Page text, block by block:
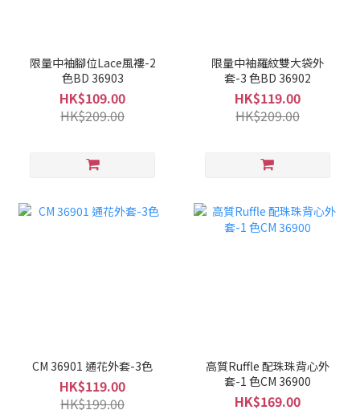
限量中袖腳位Lace風褸-2
色BD 36903
HK$109.00
HK$209.00
限量中袖羅紋雙大袋外
套-3 色BD 36902
HK$119.00
HK$209.00
CM 36901 通花外套-3色
HK$119.00
HK$199.00
高質Ruffle 配珠珠背心外
套-1 色CM 36900
HK$169.00